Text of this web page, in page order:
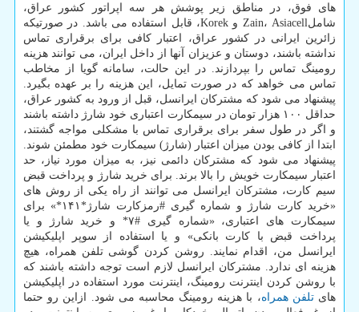
های فوق، در مناطق زیر پوشش هر سه اپراتور کشور عراق،
شاملZain، Asiacell و Korek، قابل استفاده می باشد. در صورتیکه
زائرین ایرانی در کشور عراق، اعتبار کافی برای برقراری تماس
نداشته باشند، دوستان و عزیزان آنها از داخل ایران، می توانند هزینه
رومینگ تماس را بپردازند. در این حالت، سامانه گویا از مخاطب
تماس می خواهد که در صورت تمایل، این هزینه را بر عهده بگیرد.
پیشنهاد می شود که مشترکان ایرانسل، قبل از ورود به کشور عراق،
حداقل ۱۰۰ هزار تومان در سیمکارت اعتباری خود شارژ داشته باشند
و اگر در طول سفر برای برقراری تماس با مشکلی مواجه گشتند،
ابتدا از کافی بودن میزان اعتبار (شارژ) سیمکارت خود مطمئن شوند.
پیشنهاد می شود که مشترکان دائمی نیز، به میزان مورد نیاز، حد
اعتبار سیمکارت خویش را بالا برند. برای خرید شارژ و پرداخت قبض
سیم کارت، مشترکان ایرانسل می توانند از راه یکی از روش های
«خرید کارت شارژ و شماره گیری #رمزکارت شارژ*۱۴۱*» برای
سیمکارت های اعتباری، «شماره گیری #۷* و خرید شارژ و یا
پرداخت قبض با کارت بانکی» و یا استفاده از سوپر اپلیکیشن
ایرانسل من، اقدام نمایند. روشن کردن گوشی تلفن همراه، هیچ
هزینه ای ندارد. مشترکان ایرانسل لازم است توجه داشته باشند که
با روشن کردن اینترنت رومینگ، اینترنت مورد استفاده در اپلیکیشن
هایتلفن همراه، با هزینه رومینگ محاسبه می شود. ازاین رو حتما